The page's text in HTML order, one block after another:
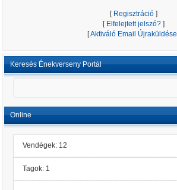
[ Regisztráció ]
[ Elfelejtett jelszó? ]
[Aktiváló Email Újraküldése
Keresés Énekverseny Portál
Online
Vendégek: 12
Tagok: 1